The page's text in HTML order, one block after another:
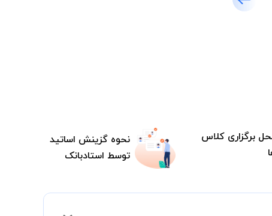
برگزاری کلاس
نحوه گزینش اساتید
توسط استادبانک